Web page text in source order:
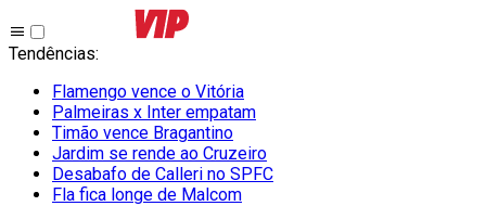
Tendências:
Flamengo vence o Vitória
Palmeiras x Inter empatam
Timão vence Bragantino
Jardim se rende ao Cruzeiro
Desabafo de Calleri no SPFC
Fla fica longe de Malcom